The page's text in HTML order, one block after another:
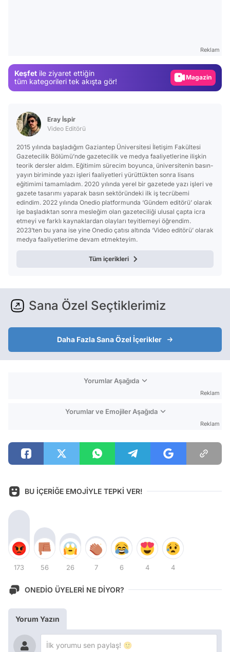
Reklam
Keşfet ile ziyaret ettiğin
tüm kategorileri tek akışta gör!
Magazin
Eray İspir
Video Editörü
2015 yılında başladığım Gaziantep Üniversitesi İletişim Fakültesi
Gazetecilik Bölümü’nde gazetecilik ve medya faaliyetlerine ilişkin
teorik dersler aldım. Eğitimim sürecim boyunca, üniversitenin basın-
yayın biriminde yazı işleri faaliyetleri yürüttükten sonra lisans
eğitimimi tamamladım. 2020 yılında yerel bir gazetede yazı işleri ve
gazete tasarımı yaparak basın sektöründeki ilk iş tecrübemi
edindim. 2022 yılında Onedio platformunda ‘Gündem editörü’ olarak
işe başladıktan sonra mesleğim olan gazeteciliği ulusal çapta icra
etmeyi ve farklı kaynaklardan olayları teyitlemeyi öğrendim.
2023’ten bu yana ise yine Onedio çatısı altında ‘Video editörü’ olarak
medya faaliyetlerime devam etmekteyim.
Tüm içerikleri
Sana Özel Seçtiklerimiz
Daha Fazla Sana Özel İçerikler
Yorumlar Aşağıda
Reklam
Yorumlar ve Emojiler Aşağıda
Reklam
BU İÇERİĞE EMOJİYLE TEPKİ VER!
173 56 26 7 6 4 4
ONEDİO ÜYELERİ NE DİYOR?
Yorum Yazın